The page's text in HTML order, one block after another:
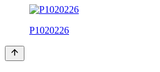
P1020226